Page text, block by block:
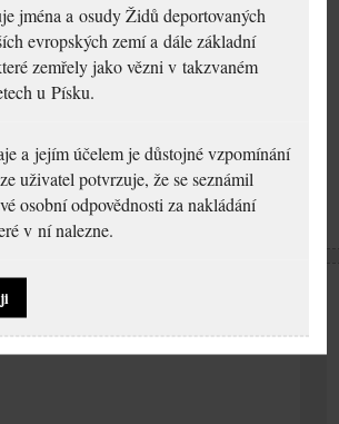
jména a osudy Židů deportovaných
evropských zemí a dále základní
zemřely jako vězni v takzvaném
u Písku.
a jejím účelem je důstojné vzpomínání
uživatel potvrzuje, že se seznámil
osobní odpovědnosti za nakládání
v ní nalezne.